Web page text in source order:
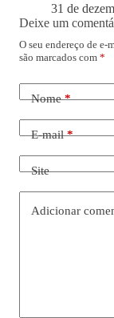
31 de
Deixe um
O seu endereço de e-
são marcados com *
Nome*
E-mail*
Site
Adicionar